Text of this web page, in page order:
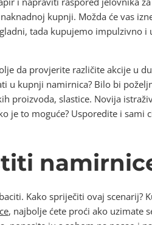
kupnji. Možda će vas
tada kupujemo impulzivno
da provjerite različite akcije u
u kupnji namirnica? Bilo bi
proizvoda, slastice. Novija
je to moguće? Usporedite i sami
Kako spriječiti ovaj scenarij?
, najbolje ćete proći ako uzimate